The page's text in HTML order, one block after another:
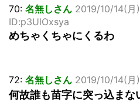
70: 名無しさん 2019/10/14(
ID:p3UlOxsya
めちゃくちゃにくるわ
72: 名無しさん 2019/10/14(月
何故誰も苗字に突っ込まな